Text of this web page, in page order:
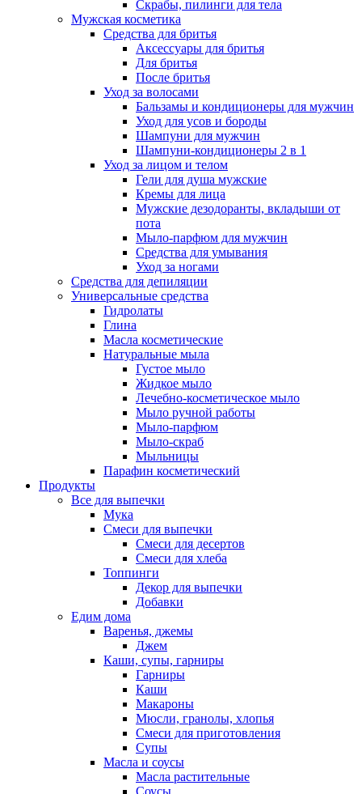
Скрабы, пилинги для тела
Мужская косметика
Средства для бритья
Аксессуары для бритья
Для бритья
После бритья
Уход за волосами
Бальзамы и кондиционеры для мужчин
Уход для усов и бороды
Шампуни для мужчин
Шампуни-кондиционеры 2 в 1
Уход за лицом и телом
Гели для душа мужские
Кремы для лица
Мужские дезодоранты, вкладыши от
пота
Мыло-парфюм для мужчин
Средства для умывания
Уход за ногами
Средства для депиляции
Универсальные средства
Гидролаты
Глина
Масла косметические
Натуральные мыла
Густое мыло
Жидкое мыло
Лечебно-косметическое мыло
Мыло ручной работы
Мыло-парфюм
Мыло-скраб
Мыльницы
Парафин косметический
Продукты
Все для выпечки
Мука
Смеси для выпечки
Смеси для десертов
Смеси для хлеба
Топпинги
Декор для выпечки
Добавки
Едим дома
Варенья, джемы
Джем
Каши, супы, гарниры
Гарниры
Каши
Макароны
Мюсли, гранолы, хлопья
Смеси для приготовления
Супы
Масла и соусы
Масла растительные
Соусы